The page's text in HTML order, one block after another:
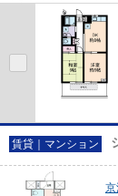
快適な、駅から徒歩9
賃貸｜マンション
京